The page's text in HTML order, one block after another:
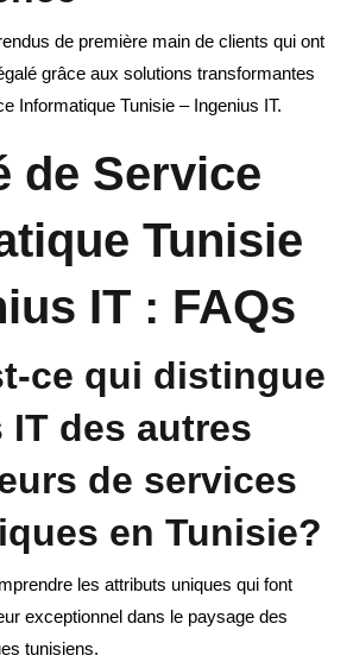
de première main de clients qui ont
grâce aux solutions transformantes
Informatique Tunisie – Ingenius IT.
de Service
Tunisie
IT : FAQs
ce qui distingue
IT des autres
de services
en Tunisie?
les attributs uniques qui font
exceptionnel dans le paysage des
tunisiens.